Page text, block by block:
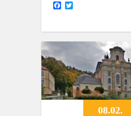
o
k
08.02.